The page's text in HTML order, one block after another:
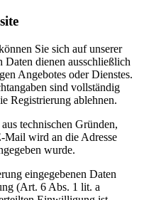
Sie sich auf unserer
Daten dienen ausschließlich
Angebotes oder Dienstes.
sind vollständig
Registrierung ablehnen.
technischen Gründen,
wird an die Adresse
wurde.
eingegebenen Daten
(Art. 6 Abs. 1 lit. a